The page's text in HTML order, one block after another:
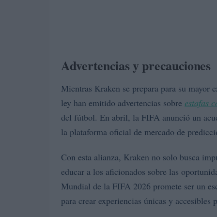
Advertencias y precauciones
Mientras Kraken se prepara para su mayor
ley han emitido advertencias sobre estafas
del fútbol. En abril, la FIFA anunció un
la plataforma oficial de mercado de
Con esta alianza, Kraken no solo busca
educar a los aficionados sobre las
Mundial de la FIFA 2026 promete ser un
para crear experiencias únicas y accesibles